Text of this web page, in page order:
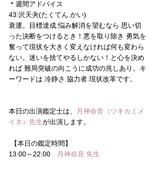
＊週間アドバイス
43:沢天夬(たくてん.かい)
衰運。目標達成.悩み解消を望むなら 思い切
った決断をつけるとき！悪を取り除き 勇気を
奮って現状を大きく変えなければ何も変わら
ない。迷いを捨てやるしかない！と心を決め
れば 難局突破の向こうに成功の兆しあり。キ
ーワードは 冷静さ.協力者.現状改革です。
本日の出演鑑定士は、
月神命音（ツキカミメ
イネ）先生が出演します。
【本日の鑑定時間】
13:00～22:00
月神命音 先生